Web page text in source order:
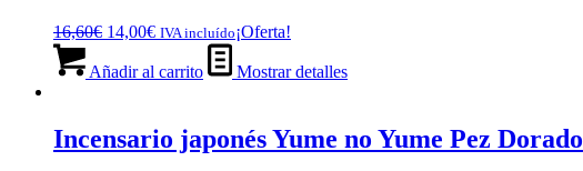
16,60€ El
original
14,00€El
actual
IVA incluído¡Oferta!
Añadir al carrito Mostrar detalles
Incensario japonés Yume no Yume Pez Dorado